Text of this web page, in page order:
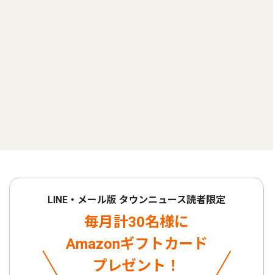
LINE・メール版 タウンニュース読者限定
毎月計30名様に
Amazonギフトカード
プレゼント！